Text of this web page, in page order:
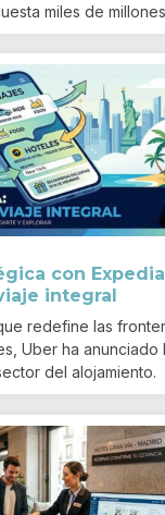
miles de
con
integral
redefine las
Uber ha anunciado
del alojamiento.